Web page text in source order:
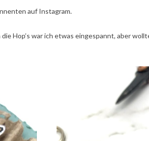
auf Instagram.
Hop’s war ich etwas eingespannt, aber